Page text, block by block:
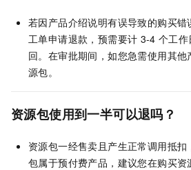
若因产品介绍说明有误导致的购买错
工单申请退款，预需要计 3-4 个工作
回。在审批期间，如您急需使用其
源包。
资源包使用到一半可以退吗？
资源包一经售卖且产生正常调用抵
包属于预付费产品，建议您在购买